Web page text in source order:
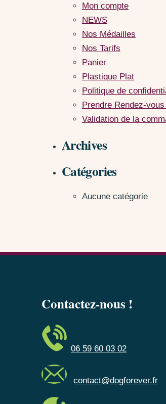
Mon compte
NEWS
Nos Médailles
Nos Tarifs
Panier
Plastique Plat
Politique de
Prendre Rendez-vous
Validation de la
Archives
Catégories
Aucune catégorie
Contactez-nous !
06 59 60 03 02
contact@dogforever.fr